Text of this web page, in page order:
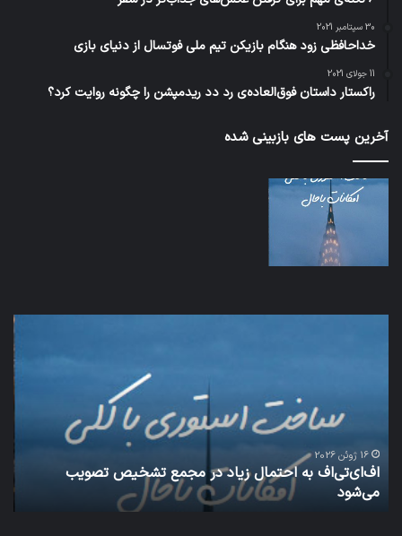
30 سپتامبر 2021
خداحافظی زود هنگام بازیکن تیم ملی فوتسال از دنیای بازی
11 جولای 2021
راکستار داستان فوق‌العاده‌ی رد دد ریدمپشن را چگونه روایت کرد؟
آخرین پست های بازبینی شده
تصویب
می‌شود
16 ژوئن 2026
اف‌ای‌تی‌اف به احتمال زیاد در مجمع تشخیص تصویب
می‌شود